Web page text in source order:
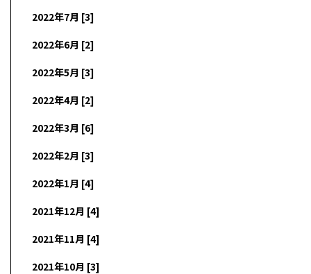
2022年7月 [3]
2022年6月 [2]
2022年5月 [3]
2022年4月 [2]
2022年3月 [6]
2022年2月 [3]
2022年1月 [4]
2021年12月 [4]
2021年11月 [4]
2021年10月 [3]